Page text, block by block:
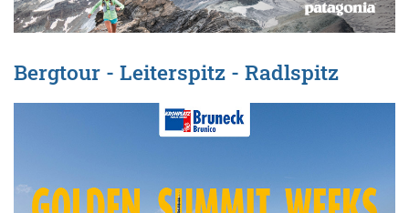
Bergtour - Leiterspitz - Radlspitz